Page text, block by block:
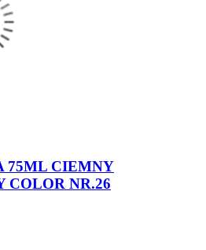
75ML CIEMNY
COLOR NR.26